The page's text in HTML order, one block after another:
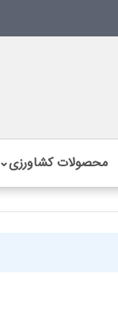
محصولات کشاورزی⌄